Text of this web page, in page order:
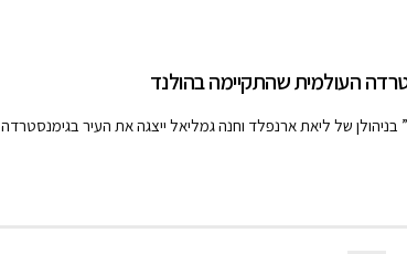
העולמית שהתקיימה בהולנד
של ליאת ארנפלד וחנה גמליאל ייצגה את העיר בגימנסטרדה